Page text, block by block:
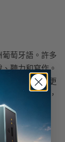
萄牙語。許多
聽力和寫作。
樂課，讓你更
老師的學校，